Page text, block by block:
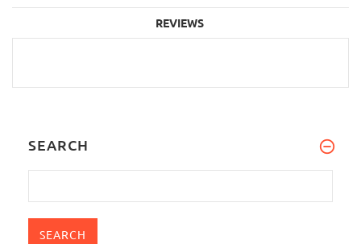
REVIEWS
SEARCH